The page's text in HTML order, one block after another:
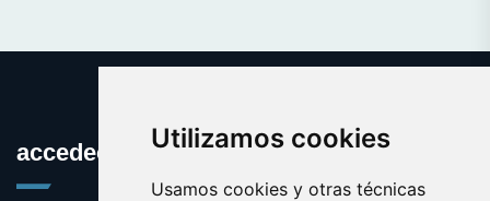
Utilizamos cookies
Usamos cookies y otras técnicas
accedeonline.com